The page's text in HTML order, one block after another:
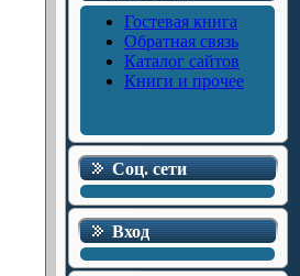
Гостевая книга
Обратная связь
Каталог сайтов
Книги и прочее
Соц. сети
Вход